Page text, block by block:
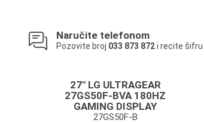
Naručite telefonom
Pozovite broj 033 873 872i recite šifru
27" LG ULTRAGEAR
27GS50F-BVA 180HZ
GAMING DISPLAY
27GS50F-B